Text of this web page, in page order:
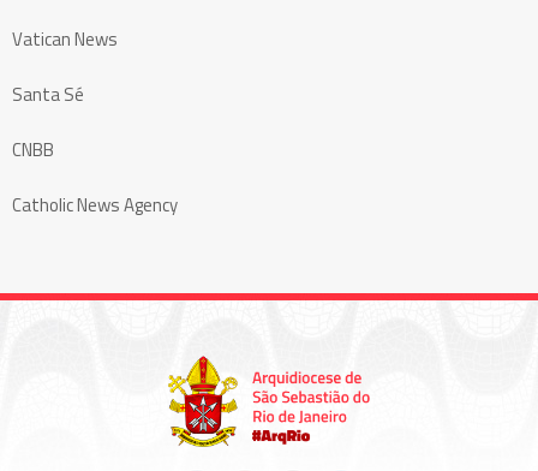
Vatican News
Santa Sé
CNBB
Catholic News Agency